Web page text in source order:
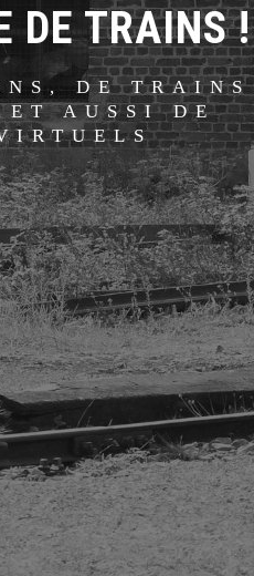
DE TRAINS !
DE TRAINS
ET AUSSI DE